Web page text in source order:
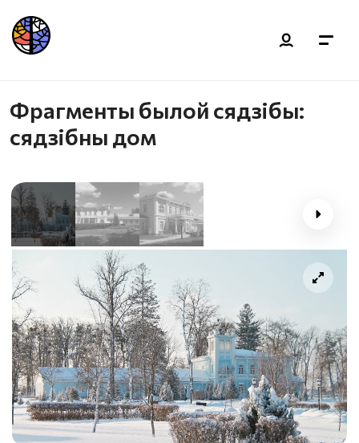
Фрагменты былой сядзібы:
сядзібны дом